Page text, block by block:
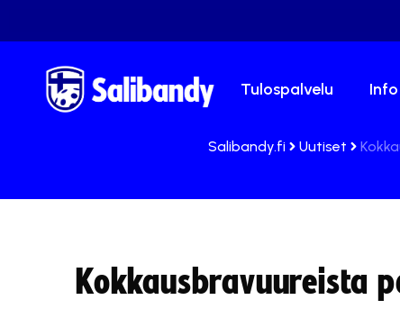
Tulospalvelu Info
Salibandy.fi Uutiset
Kokkausbravuureista